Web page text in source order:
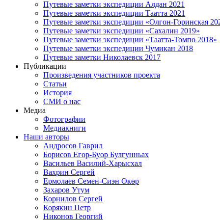
Путевые заметки экспедиции Алдан 2021
Путевые заметки экспедиции Таатта 2021
Путевые заметки экспедиции «Олгон-Горинская
Путевые заметки экспедиции «Сахалин 2019»
Путевые заметки экспедиции «Таатта-Томпо 2018»
Путевые заметки экспедиции Чумикан 2018
Путевые заметки Николаевск 2017
Публикации
Произведения участников проекта
Статьи
История
СМИ о нас
Медиа
Фотографии
Медиакниги
Наши авторы
Андросов Гаврил
Борисов Егор-Буор Булгунньах
Васильев Василий-Харысхал
Вахрин Сергей
Ермолаев Семен-Сиэн Өкөр
Захаров Утум
Корнилов Сергей
Корякин Петр
Никонов Георгий